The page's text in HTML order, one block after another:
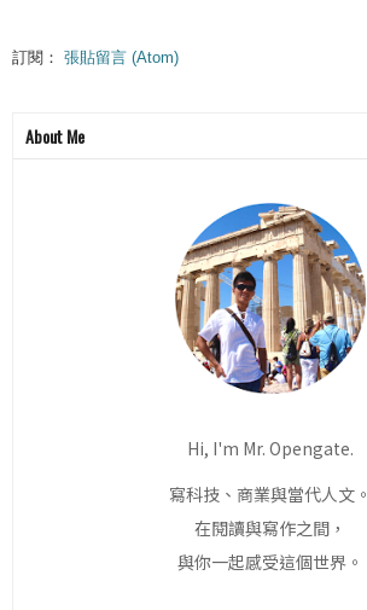
訂閱： 張貼留言 (Atom)
About Me
Hi, I'm Mr. Opengate.
寫科技、商業與當代人文。
在閱讀與寫作之間，
與你一起感受這個世界。